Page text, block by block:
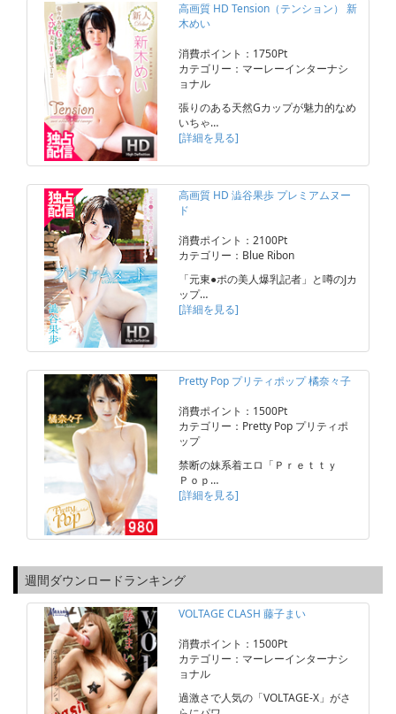
高画質 HD Tension（テンション） 新
木めい
消費ポイント：1750Pt
カテゴリー：マーレーインターナシ
ョナル
張りのある天然Gカップが魅力的なめ
いちゃ…
[詳細を見る]
高画質 HD 澁谷果歩 プレミアムヌー
ド
消費ポイント：2100Pt
カテゴリー：Blue Ribon
「元東●ポの美人爆乳記者」と噂のJカ
ップ…
[詳細を見る]
Pretty Pop プリティポップ 橘奈々子
消費ポイント：1500Pt
カテゴリー：Pretty Pop プリティポ
ップ
禁断の妹系着エロ「Ｐｒｅｔｔｙ
Ｐｏｐ…
[詳細を見る]
週間ダウンロードランキング
VOLTAGE CLASH 藤子まい
消費ポイント：1500Pt
カテゴリー：マーレーインターナシ
ョナル
過激さで人気の「VOLTAGE-X」がさ